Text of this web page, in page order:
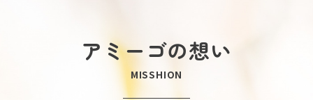
アミーゴの想い
MISSHION